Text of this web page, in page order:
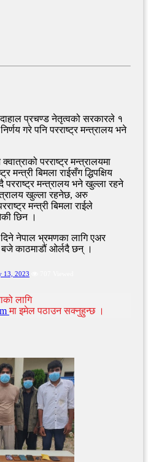
प्रचण्ड नेतृत्वको सरकारले १
गरे पनि परराष्ट्र मन्त्रालय भने
परराष्ट्र मन्त्रालयमा
बिमला राईसँग द्धिपक्षिय
मन्त्रालय भने खुल्ला रहने
खुल्ला रहनेछ, अरु
मन्त्री बिमला राईले
छिन ।
नेपाल भ्रमणका लागि एअर
बजे काठमाडौं ओर्लदै छन् ।
13, 2023
लागि
मा इमेल पठाउन सक्नुहुन्छ ।